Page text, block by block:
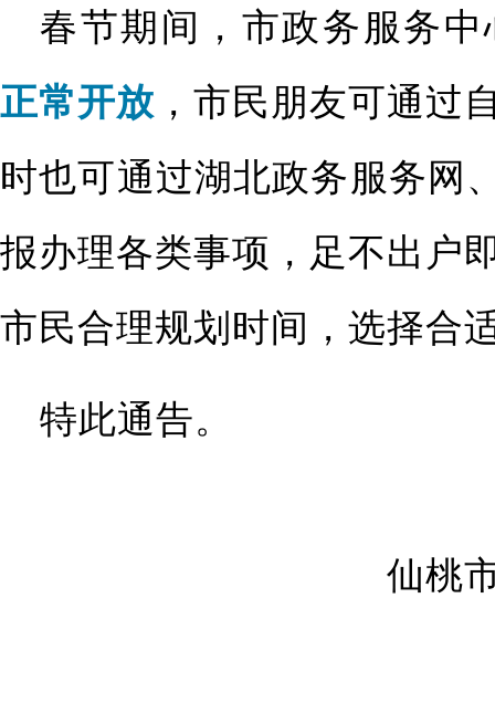
春节期间，市政务服务中
正常开放 ，市民朋友可通过
时也可通过湖北政务服务网
报办理各类事项，足不出户
市民合理规划时间，选择合
特此通告。
仙桃